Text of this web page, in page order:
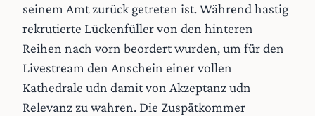
seinem Amt zurück getreten ist. Während hastig
rekrutierte Lückenfüller von den hinteren
Reihen nach vorn beordert wurden, um für den
Livestream den Anschein einer vollen
Kathedrale udn damit von Akzeptanz udn
Relevanz zu wahren. Die Zuspätkommer